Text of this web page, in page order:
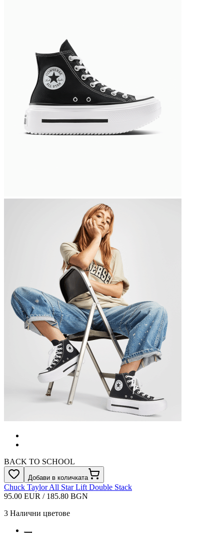
BACK TO SCHOOL
Добави в количката
Chuck Taylor All Star Lift Double Stack
95.00 EUR / 185.80 BGN
3 Налични цветове